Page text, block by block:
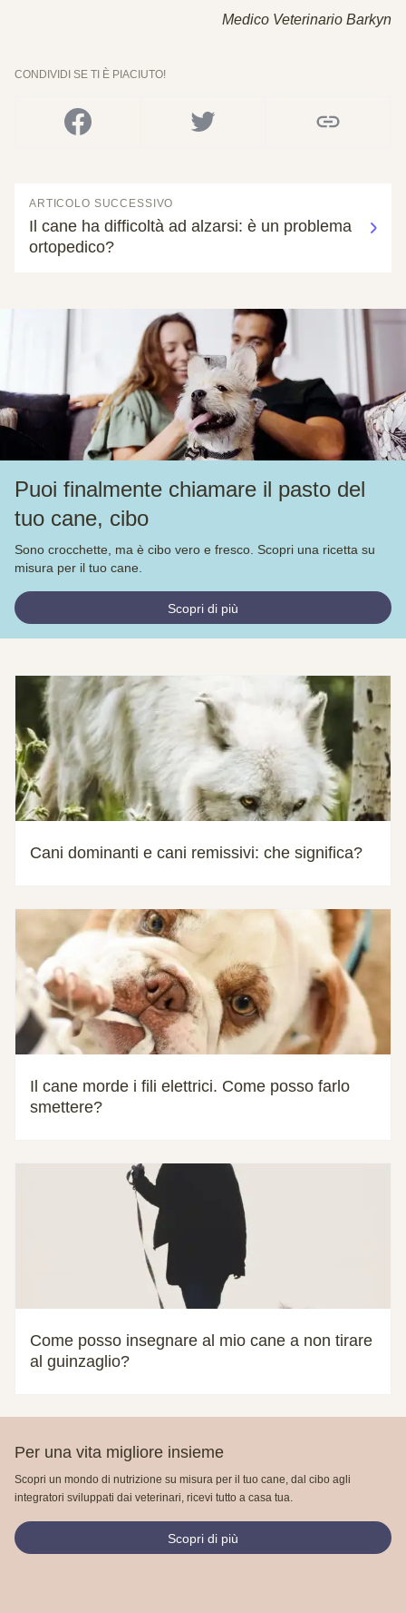
Medico Veterinario Barkyn
CONDIVIDI SE TI È PIACIUTO!
ARTICOLO SUCCESSIVO
Il cane ha difficoltà ad alzarsi: è un problema
ortopedico?
Puoi finalmente chiamare il pasto del
tuo cane, cibo
Sono crocchette, ma è cibo vero e fresco. Scopri una ricetta su
misura per il tuo cane.
Scopri di più
Cani dominanti e cani remissivi: che significa?
Il cane morde i fili elettrici. Come posso farlo
smettere?
Come posso insegnare al mio cane a non tirare
al guinzaglio?
Per una vita migliore insieme
Scopri un mondo di nutrizione su misura per il tuo cane, dal cibo agli
integratori sviluppati dai veterinari, ricevi tutto a casa tua.
Scopri di più